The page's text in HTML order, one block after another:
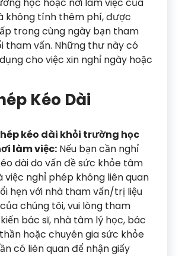
không tính thêm phí, được
trong cùng ngày bạn tham
tham vấn. Những thư này có
cho việc xin nghỉ ngày hoặc
Kéo Dài
kéo dài khỏi trường học
làm việc: Nếu bạn cần nghỉ
dài do vấn đề sức khỏe tâm
việc nghỉ phép không liên quan
hẹn với nhà tham vấn/trị liệu
chúng tôi, vui lòng tham
bác sĩ, nhà tâm lý học, bác
hoặc chuyên gia sức khỏe
có liên quan để nhận giấy